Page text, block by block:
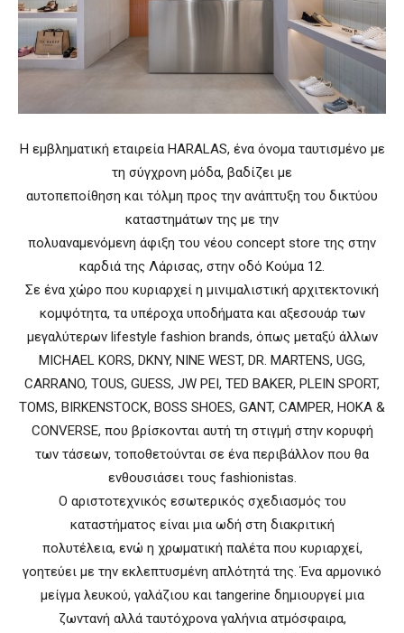
Η εμβληματική εταιρεία HARALAS, ένα όνομα ταυτισμένο με
τη σύγχρονη μόδα, βαδίζει με
αυτοπεποίθηση και τόλμη προς την ανάπτυξη του δικτύου
καταστημάτων της με την
πολυαναμενόμενη άφιξη του νέου concept store της στην
καρδιά της Λάρισας, στην οδό Κούμα 12.
Σε ένα χώρο που κυριαρχεί η μινιμαλιστική αρχιτεκτονική
κομψότητα, τα υπέροχα υποδήματα και αξεσουάρ των
μεγαλύτερων lifestyle fashion brands, όπως μεταξύ άλλων
MICHAEL KORS, DKNY, NINE WEST, DR. MARTENS, UGG,
CARRANO, TOUS, GUESS, JW PEI, TED BAKER, PLEIN SPORT,
TOMS, BIRKENSTOCK, BOSS SHOES, GANT, CAMPER, HOKA &
CONVERSE, που βρίσκονται αυτή τη στιγμή στην κορυφή
των τάσεων, τοποθετούνται σε ένα περιβάλλον που θα
ενθουσιάσει τους fashionistas.
Ο αριστοτεχνικός εσωτερικός σχεδιασμός του
καταστήματος είναι μια ωδή στη διακριτική
πολυτέλεια, ενώ η χρωματική παλέτα που κυριαρχεί,
γοητεύει με την εκλεπτυσμένη απλότητά της. Ένα αρμονικό
μείγμα λευκού, γαλάζιου και tangerine δημιουργεί μια
ζωντανή αλλά ταυτόχρονα γαλήνια ατμόσφαιρα,